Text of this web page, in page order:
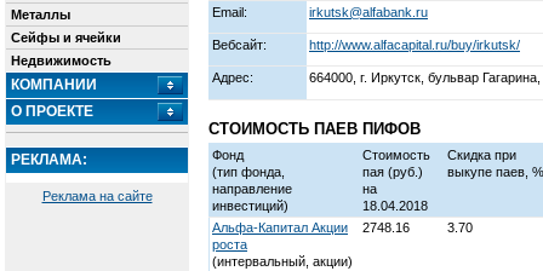
Металлы
Сейфы и ячейки
Недвижимость
КОМПАНИИ
О ПРОЕКТЕ
РЕКЛАМА:
Реклама на сайте
Email: irkutsk@alfabank.ru
Вебсайт: http://www.alfacapital.ru/buy/irkutsk/
Адрес: 664000, г. Иркутск, бульвар
СТОИМОСТЬ ПАЕВ ПИФОВ
Фонд
(тип фонда,
направление
инвестиций)
Стоимость
пая (руб.)
на
18.04.2018
Скидка при
выкупе паев, %
Альфа-Капитал Акции
роста
(интервальный, акции)
2748.16 3.70